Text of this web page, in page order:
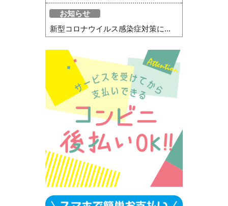
お知らせ
新型コロナウイルス感染症対策に...